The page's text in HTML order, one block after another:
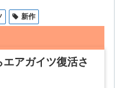
新作
アガイツ復活さ